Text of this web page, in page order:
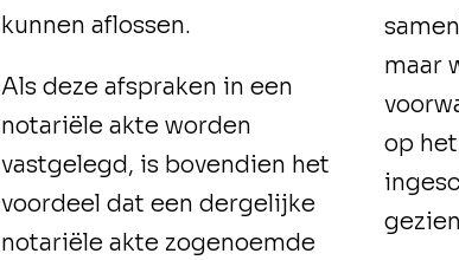
kunnen aflossen.
Als deze afspraken in een
notariële akte worden
vastgelegd, is bovendien het
voordeel dat een dergelijke
notariële akte zogenoemde
maar
op